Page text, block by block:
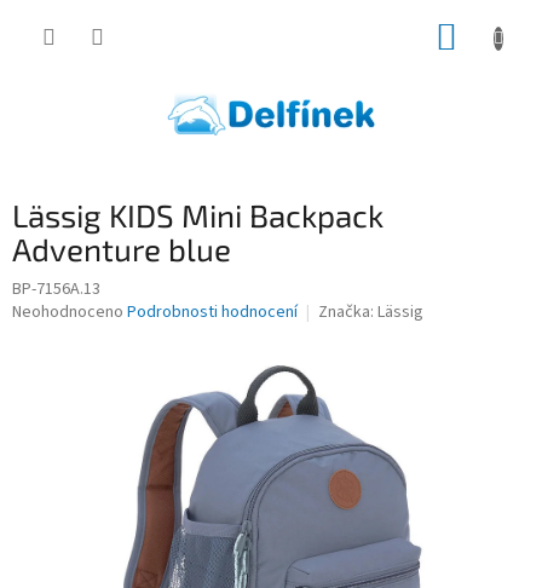
Lässig KIDS Mini Backpack
Adventure blue
BP-7156A.13
Průměrné
Neohodnoceno Podrobnosti hodnocení Značka: Lässig